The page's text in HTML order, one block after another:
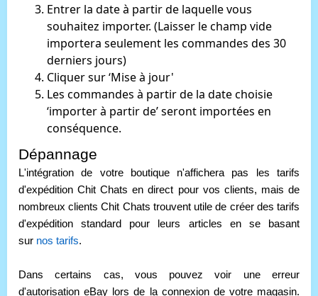
Entrer la date à partir de laquelle vous
souhaitez importer. (Laisser le champ vide
importera seulement les commandes des 30
derniers jours)
Cliquer sur ‘Mise à jour'
Les commandes à partir de la date choisie
‘importer à partir de’ seront importées en
conséquence.
Dépannage
L'intégration de votre boutique n'affichera pas les tarifs
d'expéditionChit Chats en direct pour vos clients, mais de
nombreux clientsChit Chats trouvent utile de créer des tarifs
d'expédition standard pour leurs articles en se basant
sur nos tarifs.
Dans certains cas, vous pouvez voir une erreur
d'autorisation eBay lors de la connexion de votre magasin.